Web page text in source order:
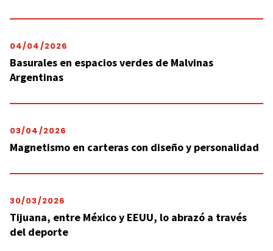
04/04/2026
Basurales en espacios verdes de Malvinas
Argentinas
03/04/2026
Magnetismo en carteras con diseño y personalidad
30/03/2026
Tijuana, entre México y EEUU, lo abrazó a través
del deporte